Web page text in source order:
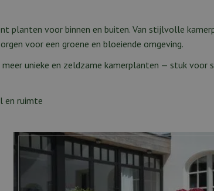
planten voor binnen en buiten. Van stijlvolle
voor een groene en bloeiende omgeving.
unieke en zeldzame kamerplanten — stuk voor
en ruimte